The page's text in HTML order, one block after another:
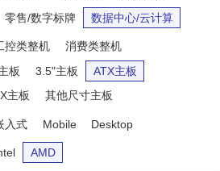
零售/数字标牌 数据中心/云计算
控类整机
消费类整机
板
3.5"主板
ATX主板
主板
其他尺寸主板
入式 Mobile Desktop
AMD